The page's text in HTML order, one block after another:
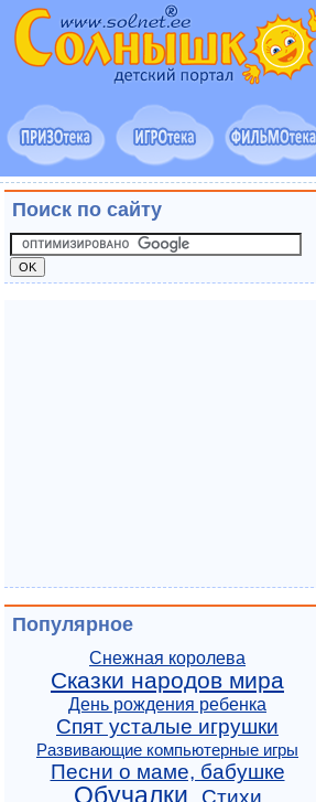
Поиск по сайту
Популярное
Снежная королева
Сказки народов мира
День рождения ребенка
Спят усталые игрушки
Развивающие компьютерные игры
Песни о маме, бабушке
Обучалки Стихи